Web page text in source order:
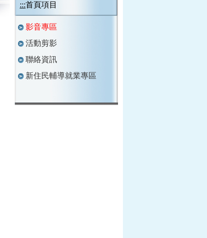
:::首頁項目
影音專區
活動剪影
聯絡資訊
新住民輔導就業專區